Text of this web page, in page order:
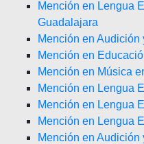
Mención en Lengua
Guadalajara
Mención en
Mención en
Mención en Música
Mención en Lengua
Mención en Lengua
Mención en Lengua
Mención en